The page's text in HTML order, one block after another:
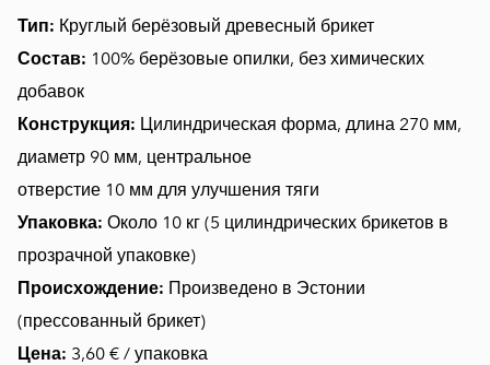
Тип: Круглый берёзовый древесный брикет
Состав: 100% берёзовые опилки, без химических
добавок
Конструкция: Цилиндрическая форма, длина 270 мм,
диаметр 90 мм, центральное
отверстие 10 мм для улучшения тяги
Упаковка: Около 10 кг (5 цилиндрических брикетов в
прозрачной упаковке)
Происхождение: Произведено в Эстонии
(прессованный брикет)
Цена: 3,60 € / упаковка